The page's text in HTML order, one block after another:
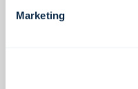
Marketing